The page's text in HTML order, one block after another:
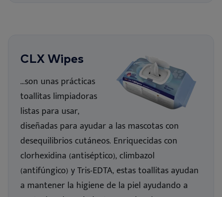
CLX Wipes
...son unas prácticas
toallitas limpiadoras
listas para usar,
diseñadas para ayudar a las mascotas con
desequilibrios cutáneos. Enriquecidas con
clorhexidina (antiséptico), climbazol
(antifúngico) y Tris-EDTA, estas toallitas ayudan
a mantener la higiene de la piel ayudando a